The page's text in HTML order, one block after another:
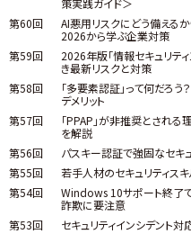
策実践ガイド＞
第60回
AI悪用リスクにどう備えるか
2026から学ぶ企業対策
第59回
2026年版「情報セキュリテ
き最新リスクと対策
第58回
「多要素認証」って何だろう
デメリット
第57回
「PPAP」が非推奨とされ
を解説
第56回 パスキー認証で強固なセキ
第55回
若手人材のセキュリティスキ
第54回
Windows 10サポート終了
詐欺に要注意
第53回 セキュリティインシデント